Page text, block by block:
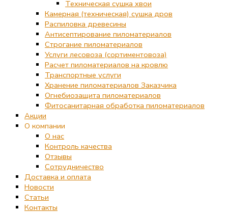
Техническая сушка хвои
Камерная (техническая) сушка дров
Распиловка древесины
Антисептирование пиломатериалов
Строгание пиломатериалов
Услуги лесовоза (сортиментовоза)
Расчет пиломатериалов на кровлю
Транспортные услуги
Хранение пиломатериалов Заказчика
Огнебиозащита пиломатериалов
Фитосанитарная обработка пиломатериалов
Акции
О компании
О нас
Контроль качества
Отзывы
Сотрудничество
Доставка и оплата
Новости
Статьи
Контакты